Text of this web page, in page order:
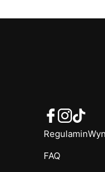
Regulamin
FAQ